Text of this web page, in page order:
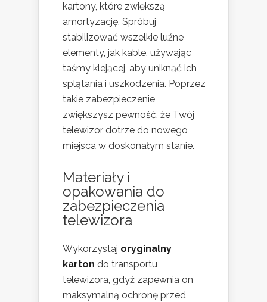
kartony, które zwiększą
amortyzację. Spróbuj
stabilizować wszelkie luźne
elementy, jak kable, używając
taśmy klejącej, aby uniknąć ich
splątania i uszkodzenia. Poprzez
takie zabezpieczenie
zwiększysz pewność, że Twój
telewizor dotrze do nowego
miejsca w doskonałym stanie.
Materiały i
opakowania do
zabezpieczenia
telewizora
Wykorzystaj oryginalny
karton do transportu
telewizora, gdyż zapewnia on
maksymalną ochronę przed